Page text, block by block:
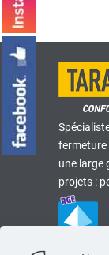
fermeture
une large
projets :